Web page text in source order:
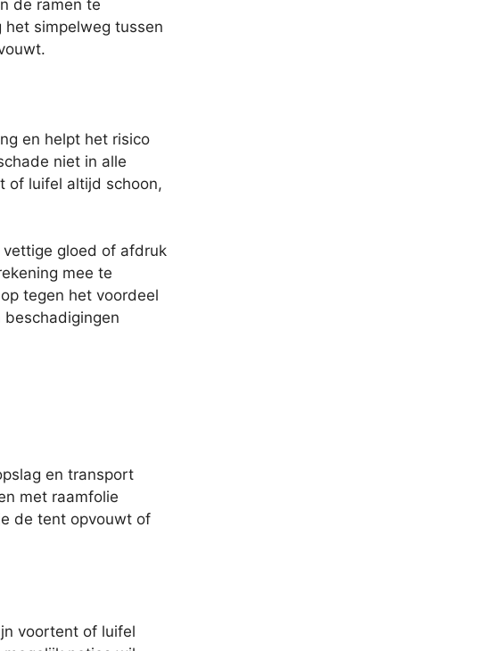
de ramen te
simpelweg tussen
en helpt het risico
niet in alle
of luifel altijd schoon,
gloed of afdruk
mee te
tegen het voordeel
en transport
met raamfolie
de tent opvouwt of
voortent of luifel